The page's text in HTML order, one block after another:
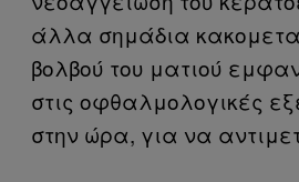
άλλα σημάδια
βολβού του ματιού
στις οφθαλμολογικές
στην ώρα, για να